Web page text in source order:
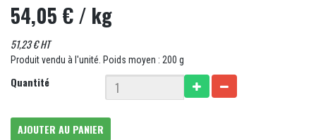
54,05 €/ kg
51,23 € HT
Produit vendu à l'unité. Poids moyen : 200 g
Quantité
AJOUTER AU PANIER